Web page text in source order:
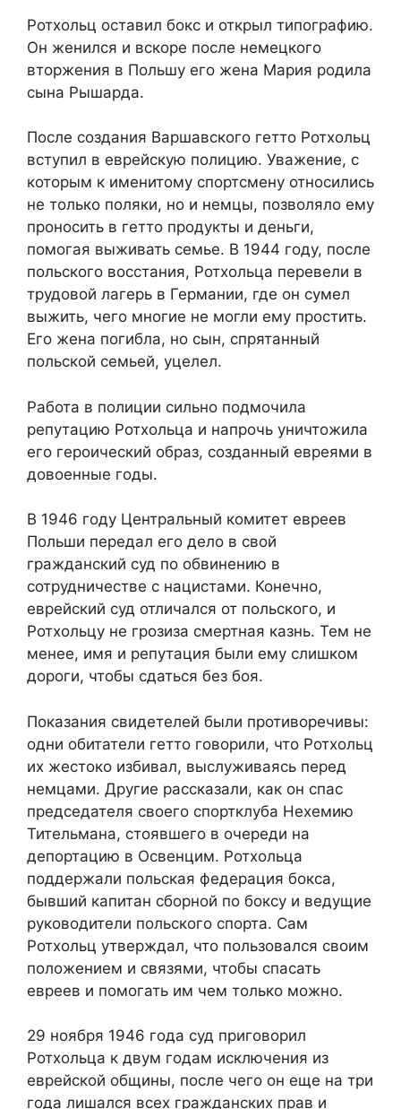
Ротхольц оставил бокс и открыл типографию.
Он женился и вскоре после немецкого
вторжения в Польшу его жена Мария родила
сына Рышарда.
После создания Варшавского гетто Ротхольц
вступил в еврейскую полицию. Уважение, с
которым к именитому спортсмену относились
не только поляки, но и немцы, позволяло ему
проносить в гетто продукты и деньги,
помогая выживать семье. В 1944 году, после
польского восстания, Ротхольца перевели в
трудовой лагерь в Германии, где он сумел
выжить, чего многие не могли ему простить.
Его жена погибла, но сын, спрятанный
польской семьей, уцелел.
Работа в полиции сильно подмочила
репутацию Ротхольца и напрочь уничтожила
его героический образ, созданный евреями в
довоенные годы.
В 1946 году Центральный комитет евреев
Польши передал его дело в свой
гражданский суд по обвинению в
сотрудничестве с нацистами. Конечно,
еврейский суд отличался от польского, и
Ротхольцу не грозиза смертная казнь. Тем не
менее, имя и репутация были ему слишком
дороги, чтобы сдаться без боя.
Показания свидетелей были противоречивы:
одни обитатели гетто говорили, что Ротхольц
их жестоко избивал, выслуживаясь перед
немцами. Другие рассказали, как он спас
председателя своего спортклуба Нехемию
Тительмана, стоявшего в очереди на
депортацию в Освенцим. Ротхольца
поддержали польская федерация бокса,
бывший капитан сборной по боксу и ведущие
руководители польского спорта. Сам
Ротхольц утверждал, что пользовался своим
положением и связями, чтобы спасать
евреев и помогать им чем только можно.
29 ноября 1946 года суд приговорил
Ротхольца к двум годам исключения из
еврейской общины, после чего он еще на три
года лишался всех гражданских прав и